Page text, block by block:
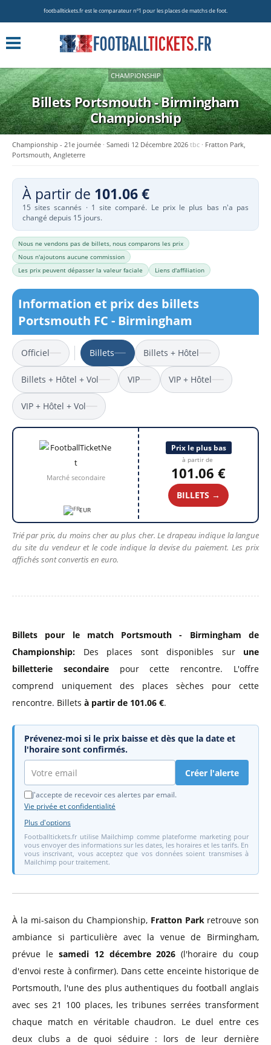
footballtickets.fr est le comparateur nº1 pour les places de matchs de foot.
CHAMPIONSHIP
Billets Portsmouth - Birmingham
Championship
Championship - 21e journée Samedi 12 Décembre 2026 tbc
Fratton Park,
Portsmouth, Angleterre
À partir de 101.06 €
15 sites scannés · 1 site comparé. Le prix le plus bas n'a pas
changé depuis 15 jours.
Nous ne vendons pas de billets, nous comparons les prix
Nous n'ajoutons aucune commission
Les prix peuvent dépasser la valeur faciale
Liens d'affiliation
Information et prix des billets
Portsmouth FC - Birmingham
Officiel Billets Billets + Hôtel
Billets + Hôtel + Vol VIP VIP + Hôtel
VIP + Hôtel + Vol
Marché secondaire
EUR
Prix le plus bas
à partir de
101.06 €
BILLETS →
Trié par prix, du moins cher au plus cher. Le drapeau indique la langue
du site du vendeur et le code indique la devise du paiement. Les prix
affichés sont convertis en euro.
Billets pour le match Portsmouth - Birmingham de
Championship: Des places sont disponibles sur une
billetterie secondairepour cette rencontre. L'offre
comprend uniquement des places sèches pour cette
rencontre. Billets à partir de 101.06 €.
Prévenez-moi si le prix baisse et dès que la date et
l'horaire sont confirmés.
Créer l'alerte
J'accepte de recevoir ces alertes par email.
Vie privée et confidentialité
Plus d'options
Footballtickets.fr utilise Mailchimp comme plateforme marketing pour
vous envoyer des informations sur les dates, les horaires et les tarifs. En
vous inscrivant, vous acceptez que vos données soient transmises à
Mailchimp pour traitement.
À la mi-saison du Championship, Fratton Parkretrouve son
ambiance si particulière avec la venue de Birmingham,
prévue le samedi 12 décembre 2026 (l'horaire du coup
d'envoi reste à confirmer). Dans cette enceinte historique de
Portsmouth, l'une des plus authentiques du football anglais
avec ses 21 100 places, les tribunes serrées transforment
chaque match en véritable chaudron. Le duel entre ces
deux clubs a de quoi séduire : lors de leur dernière